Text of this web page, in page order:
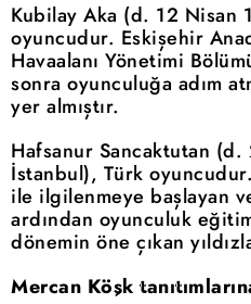
Kubilay Aka (d. 12 Nisan
oyuncudur. Eskişehir
Havaalanı Yönetimi
sonra oyunculuğa adım
yer almıştır.
Hafsanur Sancaktutan
İstanbul), Türk
ile ilgilenmeye başlayan
ardından oyunculuk
dönemin öne çıkan
Mercan Köşk